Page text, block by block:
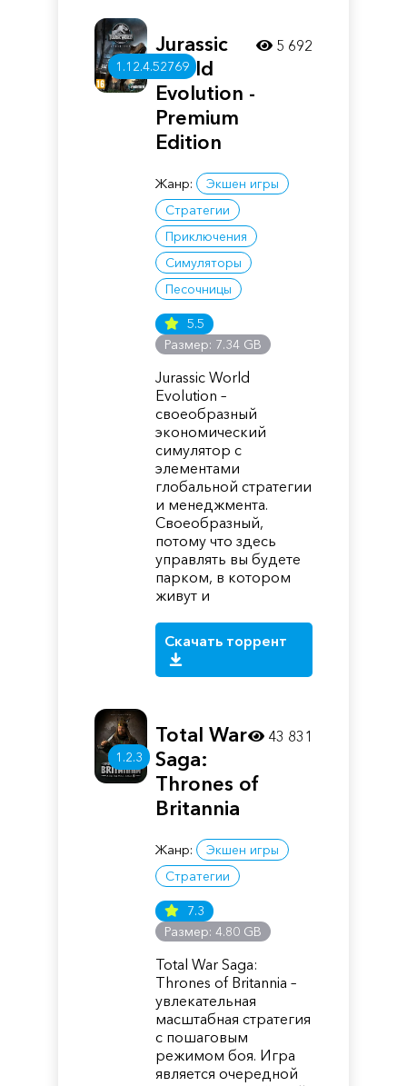
1.12.4.52769
Jurassic
World
Evolution -
Premium
Edition
Жанр:
Экшен игры
Стратегии
Приключения
Симуляторы
Песочницы
5.5
Размер: 7.34 GB
Jurassic World
Evolution –
своеобразный
экономический
симулятор с
элементами
глобальной стратегии
и менеджмента.
Своеобразный,
потому что здесь
управлять вы будете
парком, в котором
живут и
Скачать торрент
5 692
1.2.3
Total War
Saga:
Thrones of
Britannia
Жанр:
Экшен игры
Стратегии
7.3
Размер: 4.80 GB
Total War Saga:
Thrones of Britannia –
увлекательная
масштабная стратегия
с пошаговым
режимом боя. Игра
является очередной
43 831